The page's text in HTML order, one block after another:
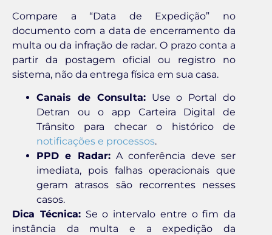
Compare a “Data de Expedição” no
documento com a data de encerramento da
multa ou da infração de radar. O prazo conta a
partir da postagem oficial ou registro no
sistema, não da entrega física em sua casa.
Canais de Consulta:Use o Portal do
Detran ou o app Carteira Digital de
Trânsito para checar o histórico de
notificações e processos.
PPD e Radar:A conferência deve ser
imediata, pois falhas operacionais que
geram atrasos são recorrentes nesses
casos.
Dica Técnica:Se o intervalo entre o fim da
instância da multa e a expedição da